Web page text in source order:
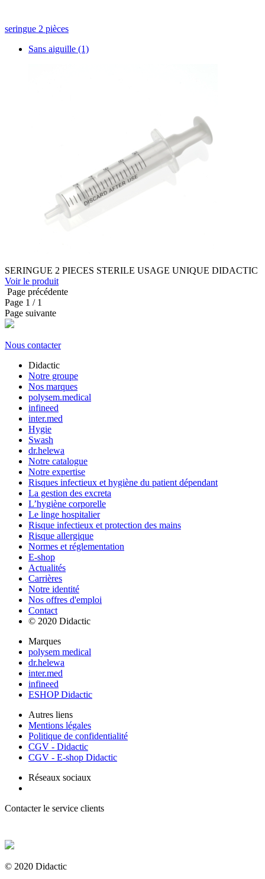
seringue 2 pièces
Sans aiguille (1)
SERINGUE 2 PIECES STERILE USAGE UNIQUE DIDACTIC
Voir le produit
Page précédente
Page 1 / 1
Page suivante
Nous contacter
Didactic
Notre groupe
Nos marques
polysem.medical
infineed
inter.med
Hygie
Swash
dr.helewa
Notre catalogue
Notre expertise
Risques infectieux et hygiène du patient dépendant
La gestion des excreta
L’hygiène corporelle
Le linge hospitalier
Risque infectieux et protection des mains
Risque allergique
Normes et réglementation
E-shop
Actualités
Carrières
Notre identité
Nos offres d'emploi
Contact
© 2020 Didactic
Marques
polysem medical
dr.helewa
inter.med
infineed
ESHOP Didactic
Autres liens
Mentions légales
Politique de confidentialité
CGV - Didactic
CGV - E-shop Didactic
Réseaux sociaux
Contacter le service clients
© 2020 Didactic